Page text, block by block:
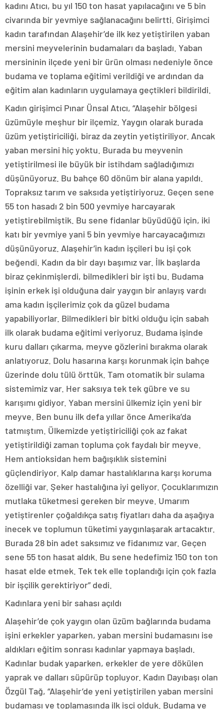
kadını Atıcı, bu yıl 150 ton hasat yapılacağını ve 5 bin
civarında bir yevmiye sağlanacağını belirtti. Girişimci
kadın tarafından Alaşehir’de ilk kez yetiştirilen yaban
mersini meyvelerinin budamaları da başladı. Yaban
mersininin ilçede yeni bir ürün olması nedeniyle önce
budama ve toplama eğitimi verildiği ve ardından da
eğitim alan kadınların uygulamaya geçtikleri bildirildi.
Kadın girişimci Pınar Ünsal Atıcı, “Alaşehir bölgesi
üzümüyle meşhur bir ilçemiz. Yaygın olarak burada
üzüm yetiştiriciliği, biraz da zeytin yetiştiriliyor. Ancak
yaban mersini hiç yoktu. Burada bu meyvenin
yetiştirilmesi ile büyük bir istihdam sağladığımızı
düşünüyoruz. Bu bahçe 60 dönüm bir alana yapıldı.
Topraksız tarım ve saksıda yetiştiriyoruz. Geçen sene
55 ton hasadı 2 bin 500 yevmiye harcayarak
yetiştirebilmiştik. Bu sene fidanlar büyüdüğü için, iki
katı bir yevmiye yani 5 bin yevmiye harcayacağımızı
düşünüyoruz. Alaşehir’in kadın işçileri bu işi çok
beğendi. Kadın da bir dayı başımız var. İlk başlarda
biraz çekinmişlerdi, bilmedikleri bir işti bu. Budama
işinin erkek işi olduğuna dair yaygın bir anlayış vardı
ama kadın işçilerimiz çok da güzel budama
yapabiliyorlar. Bilmedikleri bir bitki olduğu için sabah
ilk olarak budama eğitimi veriyoruz. Budama işinde
kuru dalları çıkarma, meyve gözlerini bırakma olarak
anlatıyoruz. Dolu hasarına karşı korunmak için bahçe
üzerinde dolu tülü örttük. Tam otomatik bir sulama
sistemimiz var. Her saksıya tek tek gübre ve su
karışımı gidiyor. Yaban mersini ülkemiz için yeni bir
meyve. Ben bunu ilk defa yıllar önce Amerika’da
tatmıştım. Ülkemizde yetiştiriciliği çok az fakat
yetiştirildiği zaman topluma çok faydalı bir meyve.
Hem antioksidan hem bağışıklık sistemini
güçlendiriyor. Kalp damar hastalıklarına karşı koruma
özelliği var. Şeker hastalığına iyi geliyor. Çocuklarımızın
mutlaka tüketmesi gereken bir meyve. Umarım
yetiştirenler çoğaldıkça satış fiyatları daha da aşağıya
inecek ve toplumun tüketimi yaygınlaşarak artacaktır.
Burada 28 bin adet saksımız ve fidanımız var. Geçen
sene 55 ton hasat aldık. Bu sene hedefimiz 150 ton ton
hasat elde etmek. Tek tek elle toplandığı için çok fazla
bir işçilik gerektiriyor” dedi.
Kadınlara yeni bir sahası açıldı
Alaşehir’de çok yaygın olan üzüm bağlarında budama
işini erkekler yaparken, yaban mersini budamasını ise
aldıkları eğitim sonrası kadınlar yapmaya başladı.
Kadınlar budak yaparken, erkekler de yere dökülen
yaprak ve dalları süpürüp topluyor. Kadın Dayıbaşı olan
Özgül Tağ, “Alaşehir’de yeni yetiştirilen yaban mersini
budaması ve toplamasında ilk işçi olduk. Budama ve